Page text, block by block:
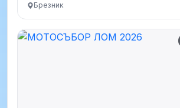
Брезник